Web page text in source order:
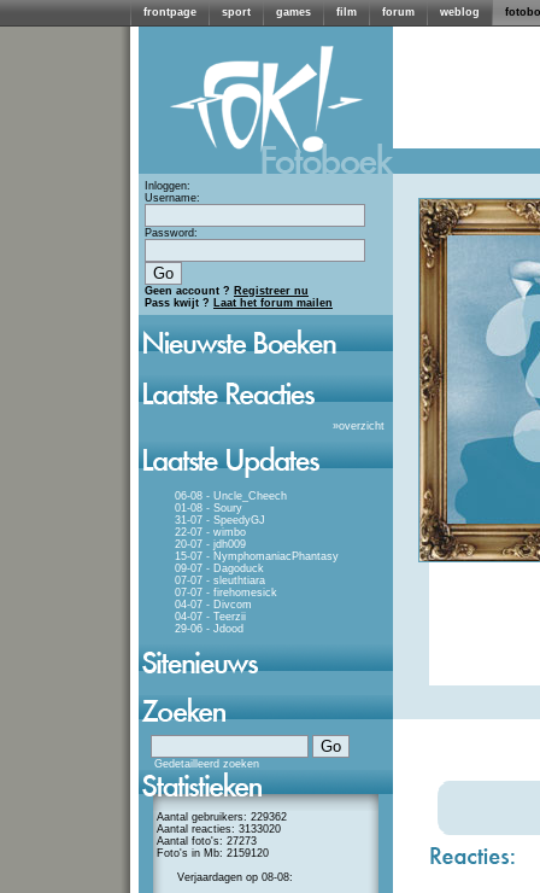
frontpage sport games film forum weblog
Inloggen:
Username:
Password:
Geen account ? Registreer nu
Pass kwijt ? Laat het forum mailen
»overzicht
06-08 - Uncle_Cheech
01-08 - Soury
31-07 - SpeedyGJ
22-07 - wimbo
20-07 - jdh009
15-07 - NymphomaniacPhantasy
09-07 - Dagoduck
07-07 - sleuthtiara
07-07 - firehomesick
04-07 - Divcom
04-07 - Teerzii
29-06 - Jdood
Gedetailleerd zoeken
Aantal gebruikers: 229362
Aantal reacties: 3133020
Aantal foto's: 27273
Foto's in Mb: 2159120
Verjaardagen op 08-08: